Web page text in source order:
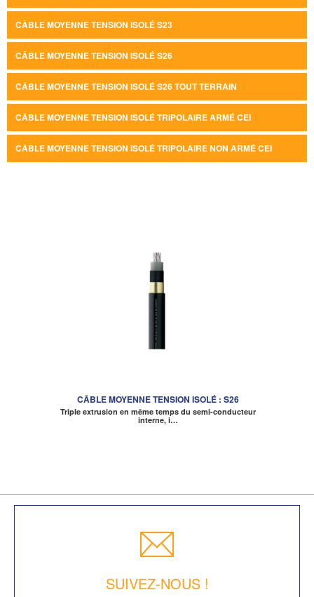
CÂBLE MOYENNE TENSION ISOLÉ S23
CÂBLE MOYENNE TENSION ISOLÉ S26
CÂBLE MOYENNE TENSION ISOLÉ S26 TOUT TERRAIN
CÂBLE MOYENNE TENSION ISOLÉ TRIPOLAIRE ARMÉ CEI
CÂBLE MOYENNE TENSION ISOLÉ TRIPOLAIRE NON ARMÉ CEI
CÂBLE MOYENNE TENSION ISOLÉ : S26
Triple extrusion en même temps du semi-conducteur
interne, i…
SUIVEZ-NOUS !